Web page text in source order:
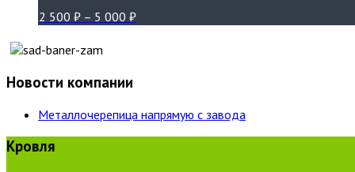
2 500 ₽ – 5 000 ₽
Новости компании
Металлочерепица напрямую с завода
Кровля